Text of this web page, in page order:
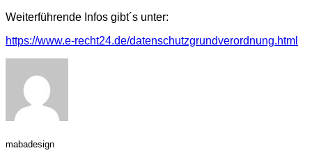
Weiterführende Infos gibt´s unter:
https://www.e-recht24.de/datenschutzgrundverordnung.html
mabadesign